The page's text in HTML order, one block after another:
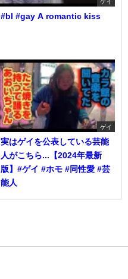
#bl #gay A romantic kiss
ゲイ
実はゲイを公表している芸能
人がこちら...【2024年最新
版】#ゲイ #ホモ #同性愛 #芸
能人